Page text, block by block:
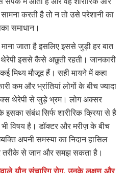
करती है तो न तो उसे परेशानी का
समाधान।
जाता है इसलिए इससे जुड़ी हर बात
इससे कैसे अछूती रहती। जानकारी
मिथ्य मौजूद हैं। सही मायने में कहा
कम और भ्रांतियां लोगों के बीच ज्यादा
थेरेपी से जुड़े भ्रम। लोग अक्सर
संबंध सिर्फ शारीरिक क्रिया से है
विषय है। डॉक्टर और मरीज़ के बीच
अपनी समस्या का निदान हासिल
तरीके से जान और समझ सकता है।